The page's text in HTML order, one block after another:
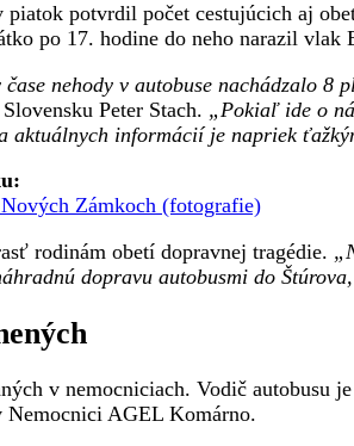
potvrdil počet cestujúcich aj
po 17. hodine do neho narazil
nehody v autobuse nachádzalo
Peter Stach. „Pokiaľ ide o
aktuálnych informácií je napriek
Zámkoch (fotografie)
rodinám obetí dopravnej tragédie.
dopravu autobusmi do
v nemocniciach. Vodič autobusu
AGEL Komárno.